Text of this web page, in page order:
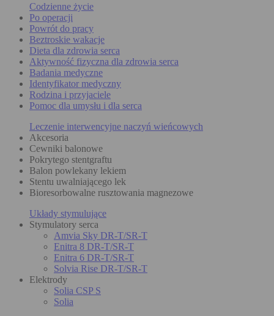
Codzienne życie
Po operacji
Powrót do pracy
Beztroskie wakacje
Dieta dla zdrowia serca
Aktywność fizyczna dla zdrowia serca
Badania medyczne
Identyfikator medyczny
Rodzina i przyjaciele
Pomoc dla umysłu i dla serca
Leczenie interwencyjne naczyń wieńcowych
Akcesoria
Cewniki balonowe
Pokrytego stentgraftu
Balon powlekany lekiem
Stentu uwalniającego lek
Bioresorbowalne rusztowania magnezowe
Układy stymulujące
Stymulatory serca
Amvia Sky DR-T/SR-T
Enitra 8 DR-T/SR-T
Enitra 6 DR-T/SR-T
Solvia Rise DR-T/SR-T
Elektrody
Solia CSP S
Solia